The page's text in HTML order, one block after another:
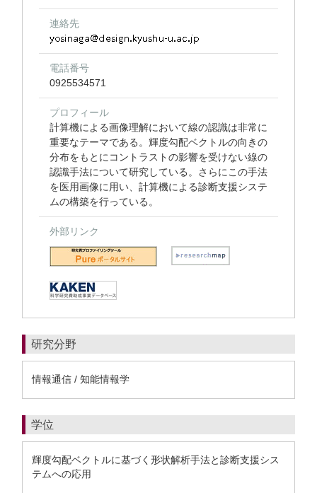
連絡先
電話番号
0925534571
プロフィール
計算機による画像理解において線の認識は非常に
重要なテーマである。輝度勾配ベクトルの向きの
分布をもとにコントラストの影響を受けない線の
認識手法について研究している。さらにこの手法
を医用画像に用い、計算機による診断支援システ
ムの構築を行っている。
外部リンク
研究分野
情報通信 / 知能情報学
学位
輝度勾配ベクトルに基づく形状解析手法と診断支援シス
テムへの応用